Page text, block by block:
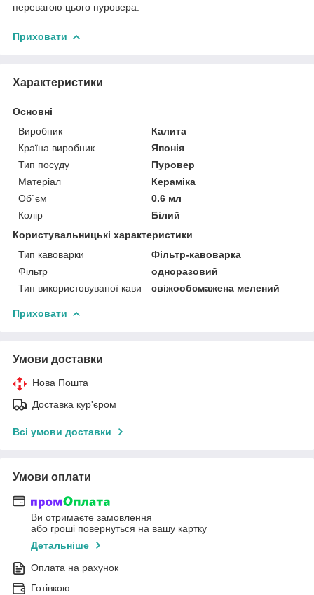
перевагою цього пуровера.
Приховати
Характеристики
Основні
Виробник
Калита
Країна виробник
Японія
Тип посуду
Пуровер
Матеріал
Кераміка
Об`єм
0.6 мл
Колір
Білий
Користувальницькі характеристики
Тип кавоварки
Фільтр-кавоварка
Фільтр
одноразовий
Тип використовуваної кави
свіжообсмажена мелений
Приховати
Умови доставки
Нова Пошта
Доставка кур'єром
Всі умови доставки
Умови оплати
Ви отримаєте замовлення
або гроші повернуться на вашу картку
Детальніше
Оплата на рахунок
Готівкою